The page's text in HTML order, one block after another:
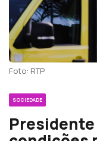
Foto: RTP
SOCIEDADE
Presidente